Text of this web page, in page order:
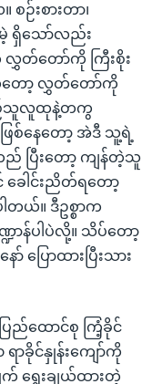
စဉ်းစားတာ၊
မဲ့ ရှိသော်လည်း
လွှတ်တော်ကို ကြီးစိုး
တော့ လွှတ်တော်ကို
ည်သူလူထုနဲ့တကွ
စ်နေတော့ အဲဒီ သူ့ရဲ့
ပြီးတော့ ကျန်တဲ့သူ
ါင်းညိတ်ရတော့
တယ်။ ဒီဥစ္စာက
ာန်ပါပဲလို့။ သိပ်တော့
ပြောထားပြီးသား
ြည်ထောင်စု ကြံ့ခိုင်
ရာခိုင်နှုန်းကျော်ကို
ရွေးချယ်ထားတဲ့